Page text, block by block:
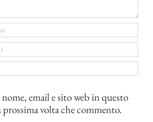
email e sito web in questo
volta che commento.